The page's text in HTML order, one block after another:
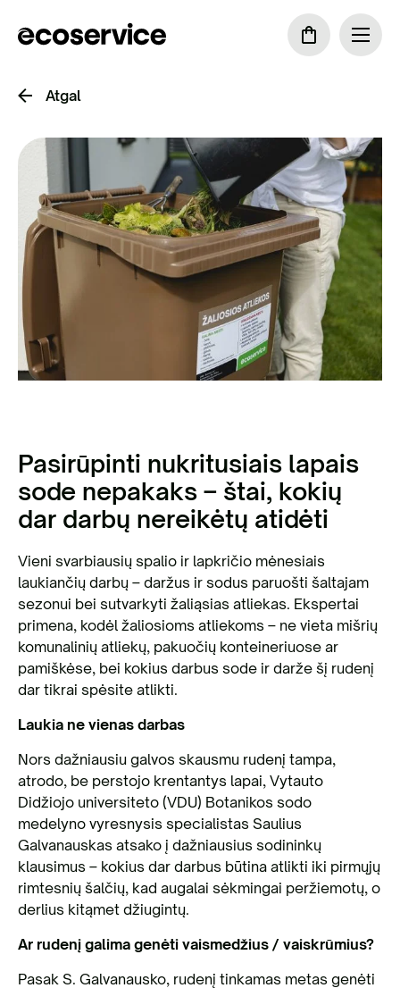
Atgal
Pasirūpinti nukritusiais lapais
sode nepakaks – štai, kokių
dar darbų nereikėtų atidėti
Vieni svarbiausių spalio ir lapkričio mėnesiais
laukiančių darbų – daržus ir sodus paruošti šaltajam
sezonui bei sutvarkyti žaliąsias atliekas. Ekspertai
primena, kodėl žaliosioms atliekoms – ne vieta mišrių
komunalinių atliekų, pakuočių konteineriuose ar
pamiškėse, bei kokius darbus sode ir darže šį rudenį
dar tikrai spėsite atlikti.
Laukia ne vienas darbas
Nors dažniausiu galvos skausmu rudenį tampa,
atrodo, be perstojo krentantys lapai, Vytauto
Didžiojo universiteto (VDU) Botanikos sodo
medelyno vyresnysis specialistas Saulius
Galvanauskas atsako į dažniausius sodininkų
klausimus – kokius dar darbus būtina atlikti iki pirmųjų
rimtesnių šalčių, kad augalai sėkmingai peržiemotų, o
derlius kitąmet džiugintų.
Ar rudenį galima genėti vaismedžius / vaiskrūmius?
Pasak S. Galvanausko, rudenį tinkamas metas genėti